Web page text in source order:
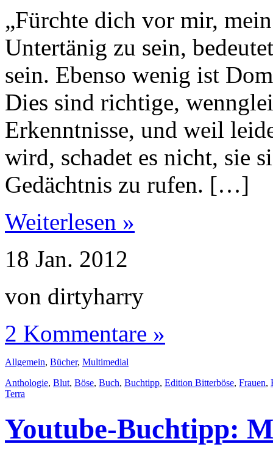
„Fürchte dich vor mir,
Untertänig zu sein,
sein. Ebenso wenig ist
Dies sind richtige,
Erkenntnisse, und weil
wird, schadet es nicht, sie
Gedächtnis zu rufen. […]
Weiterlesen »
18 Jan. 2012
von dirtyharry
2 Kommentare »
Allgemein, Bücher, Multimedial
Anthologie, Blut, Böse, Buch, Buchtipp, Edition Bitterböse, Frauen,
Terra
Youtube-Buchtipp: